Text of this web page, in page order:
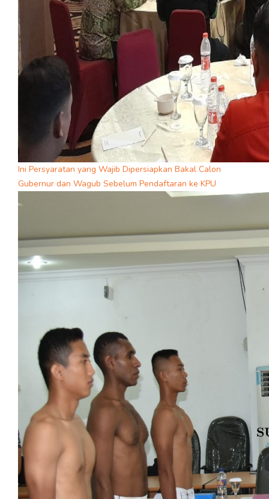
Ini Persyaratan yang Wajib Dipersiapkan Bakal Calon
Gubernur dan Wagub Sebelum Pendaftaran ke KPU